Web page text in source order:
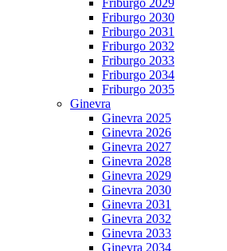
Friburgo 2029
Friburgo 2030
Friburgo 2031
Friburgo 2032
Friburgo 2033
Friburgo 2034
Friburgo 2035
Ginevra
Ginevra 2025
Ginevra 2026
Ginevra 2027
Ginevra 2028
Ginevra 2029
Ginevra 2030
Ginevra 2031
Ginevra 2032
Ginevra 2033
Ginevra 2034